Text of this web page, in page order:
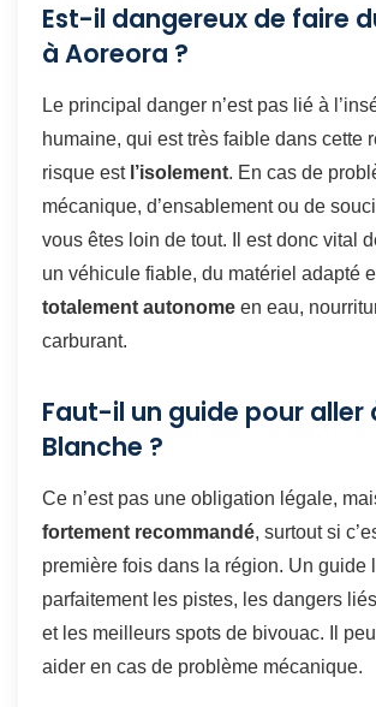
Est-il dangereux de faire
à Aoreora ?
Le principal danger n’est pas lié à
humaine, qui est très faible dans cette
risque est l’isolement. En cas de
mécanique, d’ensablement ou de
vous êtes loin de tout. Il est donc vital
un véhicule fiable, du matériel adapté
totalement autonome en eau,
carburant.
Faut-il un guide pour aller
Blanche ?
Ce n’est pas une obligation légale,
fortement recommandé, surtout si
première fois dans la région. Un guide
parfaitement les pistes, les dangers
et les meilleurs spots de bivouac. Il
aider en cas de problème mécanique.